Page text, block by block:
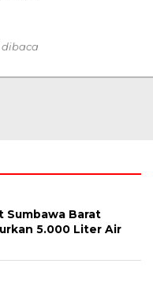
Sumbawa Barat
5.000 Liter Air